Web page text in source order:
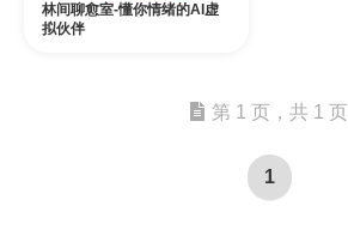
林间聊愈室-懂你情绪的AI虚
拟伙伴
第 1 页，共 1 页
1